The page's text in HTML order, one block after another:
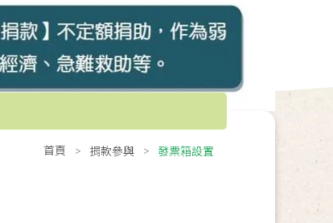
首頁 捐款參與 發票箱設置